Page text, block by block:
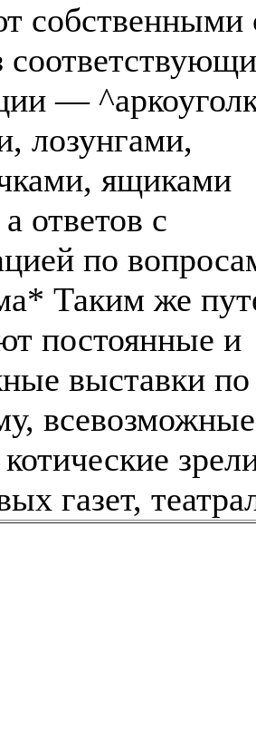
собственными
—
лозунгами,
ящиками
ответов с
по
Таким же
постоянные и
выставки по
всевозможные
газет,